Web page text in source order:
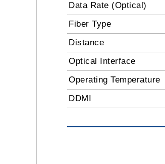
Data Rate (Optical)
Fiber Type
Distance
Optical Interface
Operating Temperature
DDMI